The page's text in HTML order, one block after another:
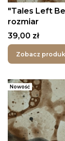
"Tales Left
rozmiar
Cena
39,00 zł
Zobacz
Nowość